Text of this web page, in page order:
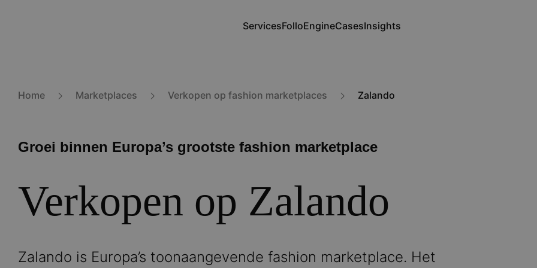
gaan
Main
ServicesFolloEngineCasesInsights
Home Marketplaces Verkopen op fashion marketplaces Zalando
Groei binnen Europa’s grootste fashion marketplace
Verkopen op Zalando
Zalando is Europa’s toonaangevende fashion marketplace. Het